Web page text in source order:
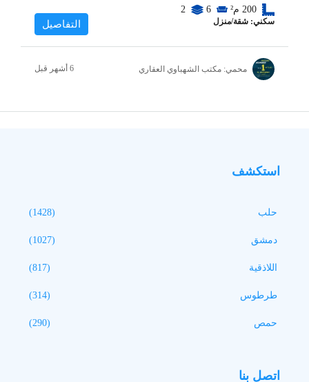
200 م² 6
2
سكني: شقة/منزل التفاصيل
محمي: مكتب الشهباوي العقاري
استكشف
حلب (1428)
دمشق (1027)
اللاذقية (817)
طرطوس (314)
حمص (290)
اتصل بنا